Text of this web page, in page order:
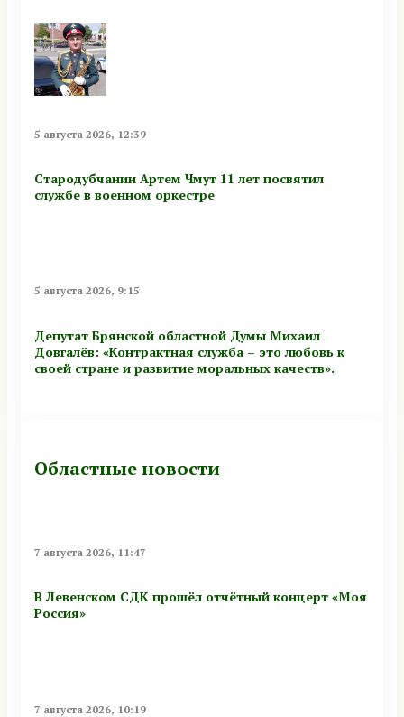
5 августа 2026, 12:39
Стародубчанин Артем Чмут 11 лет посвятил
службе в военном оркестре
5 августа 2026, 9:15
Депутат Брянской областной Думы Михаил
Довгалёв: «Контрактная служба – это любовь к
своей стране и развитие моральных качеств».
Областные новости
7 августа 2026, 11:47
В Левенском СДК прошёл отчётный концерт «Моя
Россия»
7 августа 2026, 10:19